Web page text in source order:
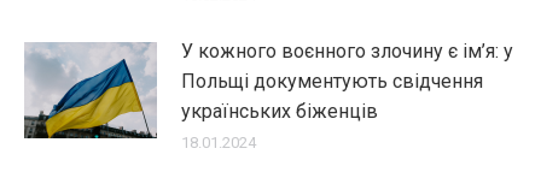
У кожного воєнного злочину є ім’я: у
Польщі документують свідчення
українських біженців
18.01.2024